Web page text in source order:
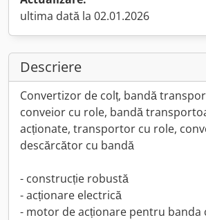
ultima dată la 02.01.2026
Descriere
Convertizor de colț, bandă
conveior cu role, bandă
acționate, transportor cu role,
descărcător cu bandă
- construcție robustă
- acționare electrică
- motor de acționare pentru banda